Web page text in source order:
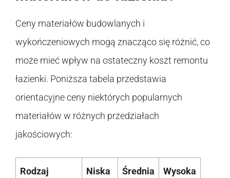
Ceny materiałów budowlanych i
wykończeniowych mogą znacząco się różnić, co
może mieć wpływ na ostateczny koszt remontu
łazienki. Poniższa tabela przedstawia
orientacyjne ceny niektórych popularnych
materiałów w różnych przedziałach
jakościowych:
Rodzaj Niska Średnia Wysoka